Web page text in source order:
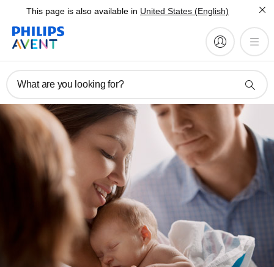
This page is also available in United States (English)
What are you looking for?